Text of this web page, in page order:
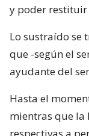
y poder restituir
Lo sustraído se
que -según el
ayudante del
Hasta el
mientras que la